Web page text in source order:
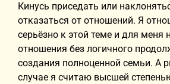
Кинусь приседать или
отказаться от отношений. Я
серьёзно к этой теме и для
отношения без логичного
создания полноценной семьи. А
случае я считаю высшей